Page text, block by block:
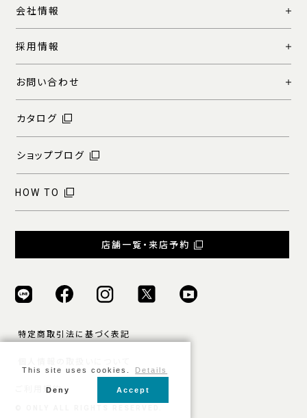
会社情報
採用情報
お問い合わせ
カタログ
ショップブログ
HOW TO
店舗一覧・来店予約
特定商取引法に基づく表記
ご利用規約
This site uses cookies. Details
Deny Accept